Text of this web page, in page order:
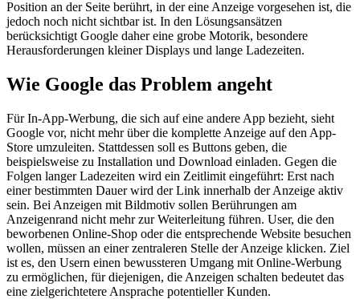
Position an der Seite berührt, in der eine Anzeige vorgesehen ist, die
jedoch noch nicht sichtbar ist. In den Lösungsansätzen
berücksichtigt Google daher eine grobe Motorik, besondere
Herausforderungen kleiner Displays und lange Ladezeiten.
Wie Google das Problem angeht
Für In-App-Werbung, die sich auf eine andere App bezieht, sieht
Google vor, nicht mehr über die komplette Anzeige auf den App-
Store umzuleiten. Stattdessen soll es Buttons geben, die
beispielsweise zu Installation und Download einladen. Gegen die
Folgen langer Ladezeiten wird ein Zeitlimit eingeführt: Erst nach
einer bestimmten Dauer wird der Link innerhalb der Anzeige aktiv
sein. Bei Anzeigen mit Bildmotiv sollen Berührungen am
Anzeigenrand nicht mehr zur Weiterleitung führen. User, die den
beworbenen Online-Shop oder die entsprechende Website besuchen
wollen, müssen an einer zentraleren Stelle der Anzeige klicken. Ziel
ist es, den Usern einen bewussteren Umgang mit Online-Werbung
zu ermöglichen, für diejenigen, die Anzeigen schalten bedeutet das
eine zielgerichtetere Ansprache potentieller Kunden.